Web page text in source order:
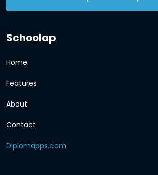
Schoolap
Home
Features
About
Contact
Diplomapps.com